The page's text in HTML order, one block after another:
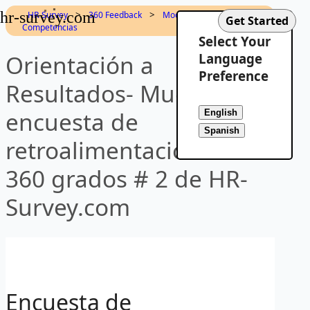
hr-survey.com
HR-Survey > 360 Feedback >
Modelo de
Competencias
Orientación a
Resultados- Muestra de
encuesta de
retroalimentación de
360 grados # 2 de HR-
Survey.com
Select Your
Language
Preference
Encuesta de